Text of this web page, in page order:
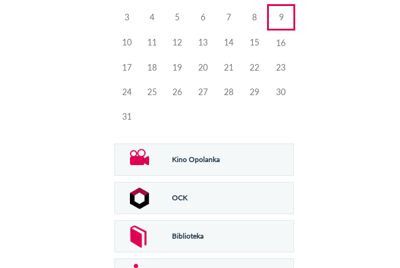
3 4 5 6 7 8 9
10 11 12 13 14 15 16
17 18 19 20 21 22 23
24 25 26 27 28 29 30
31
Kino Opolanka
OCK
Biblioteka